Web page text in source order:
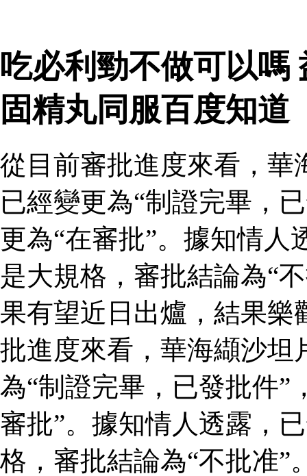
吃必利勁不做可以嗎
固精丸同服百度知道
從目前審批進度來看，華
已經變更為“制證完畢，
更為“在審批”。據知情
是大規格，審批結論為“
果有望近日出爐，結果樂
批進度來看，華海纈沙坦
為“制證完畢，已發批件”
審批”。據知情人透露，
格，審批結論為“不批准”